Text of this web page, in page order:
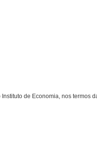
de Economia, nos termos